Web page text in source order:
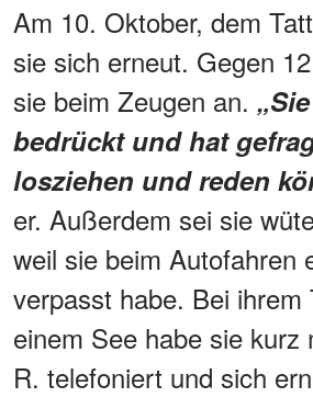
Am 10. Oktober, dem
sie sich erneut. Gegen
sie beim Zeugen an.
bedrückt und hat
losziehen und reden
er. Außerdem sei sie
weil sie beim Autofahren
verpasst habe. Bei ihrem
einem See habe sie kurz
R. telefoniert und sich